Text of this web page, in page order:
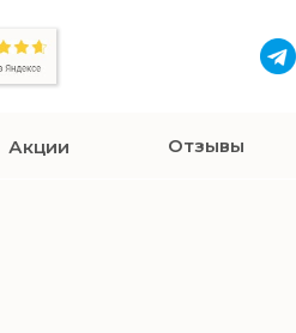
Отзывы
Акции